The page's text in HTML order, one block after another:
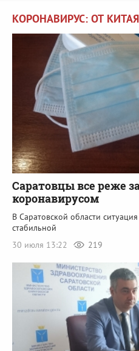
КОРОНАВИРУС: ОТ
Саратовцы все реже
коронавирусом
В Саратовской области
стабильной
30 июля 13:22
219